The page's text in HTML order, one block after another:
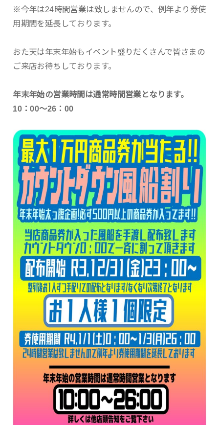
※今年は24時間営業は致しませんので、例年より券使
用期間を延長しております。
おた天は年末年始もイベント盛りだくさんで皆さまの
ご来店お待ちしております。
年末年始の営業時間は通常時間営業となります。
10：00～26：00